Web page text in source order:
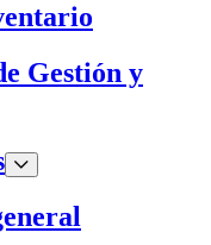
Gestión y